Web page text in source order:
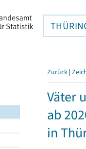
Zurück |
Väter
ab
in